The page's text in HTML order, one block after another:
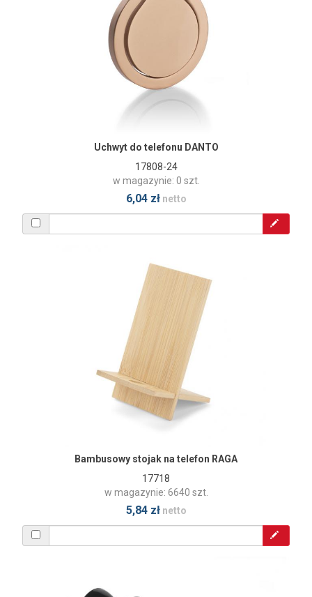
Uchwyt do telefonu DANTO
17808-24
w magazynie: 0 szt.
6,04 złnetto
Bambusowy stojak na telefon RAGA
17718
w magazynie: 6640 szt.
5,84 złnetto